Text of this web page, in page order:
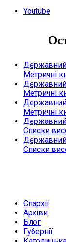
Youtube
Державний
Метричні
Державний
Метричні
Державний
Метричні
Державний
Списки
Державний
Списки
Єпархії
Архіви
Блог
Губернії